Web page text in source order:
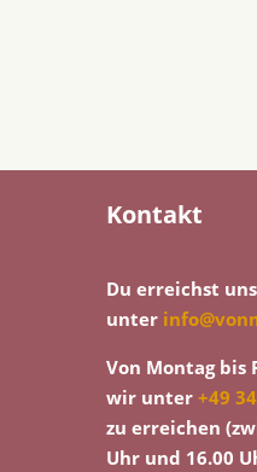
Kontakt
Du erreichst
unter
Von Montag bis
wir unter+49
zu erreichen
Uhr und 16.00